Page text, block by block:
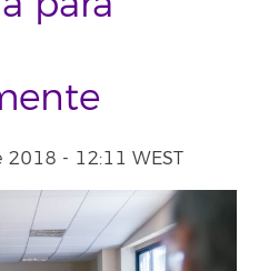
2018 - 12:11 WEST